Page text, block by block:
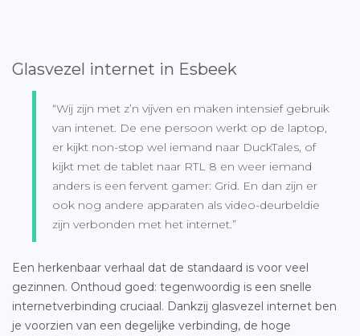
Glasvezel internet in Esbeek
“Wij zijn met z’n vijven en maken intensief gebruik
van intenet. De ene persoon werkt op de laptop,
er kijkt non-stop wel iemand naar DuckTales, of
kijkt met de tablet naar RTL 8 en weer iemand
anders is een fervent gamer: Grid. En dan zijn er
ook nog andere apparaten als video-deurbeldie
zijn verbonden met het internet.”
Een herkenbaar verhaal dat de standaard is voor veel
gezinnen. Onthoud goed: tegenwoordig is een snelle
internetverbinding cruciaal. Dankzij glasvezel internet ben
je voorzien van een degelijke verbinding, de hoge